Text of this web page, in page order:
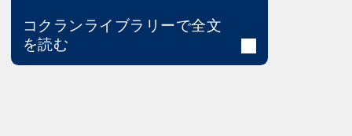
コクランライブラリーで全文
を読む